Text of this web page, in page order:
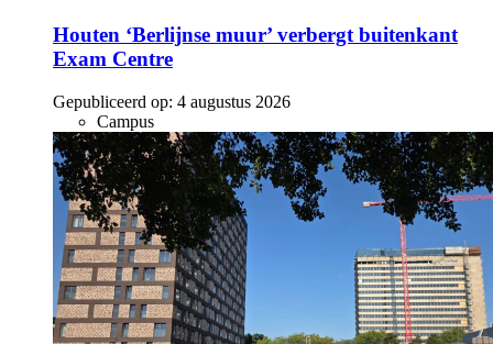
Houten ‘Berlijnse muur’ verbergt buitenkant
Exam Centre
Gepubliceerd op: 4 augustus 2026
Campus